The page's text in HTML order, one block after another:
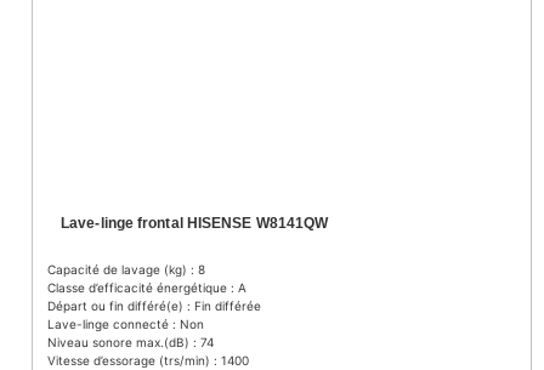
Lave-linge frontal HISENSE W8141QW
Capacité de lavage (kg) : 8
Classe d’efficacité énergétique : A
Départ ou fin différé(e) : Fin différée
Lave-linge connecté : Non
Niveau sonore max.(dB) : 74
Vitesse d’essorage (trs/min) : 1400